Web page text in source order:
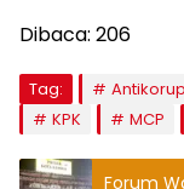
Dibaca: 206
Tag:
KPK
MCP
Forum